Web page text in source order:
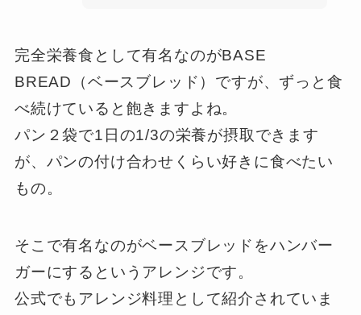
完全栄養食として有名なのがBASE
BREAD（ベースブレッド）ですが、ずっと食
べ続けていると飽きますよね。
パン２袋で1日の1/3の栄養が摂取できます
が、パンの付け合わせくらい好きに食べたい
もの。
そこで有名なのがベースブレッドをハンバー
ガーにするというアレンジです。
公式でもアレンジ料理として紹介されていま